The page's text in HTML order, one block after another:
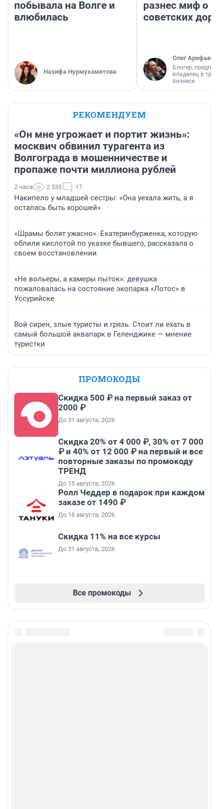
побывала на Волге и
влюбилась
Назифа Нурмухаметова
разнес миф о
советских
Олег Арефьев
Блогер,
владелец в
бизнесе
РЕКОМЕНДУЕМ
«Он мне угрожает и портит жизнь»:
москвич обвинил турагента из
Волгограда в мошенничестве и
пропаже почти миллиона рублей
2 часа 2 535 17
Накипело у младшей сестры: «Она уехала жить, а я
осталась быть хорошей»
«Шрамы болят ужасно». Екатеринбурженка, которую
облили кислотой по указке бывшего, рассказала о
своем восстановлении
«Не вольеры, а камеры пыток»: девушка
пожаловалась на состояние экопарка «Лотос» в
Уссурийске
Вой сирен, злые туристы и грязь. Стоит ли ехать в
самый большой аквапарк в Геленджике — мнение
туристки
ПРОМОКОДЫ
Скидка 500 ₽ на первый заказ от
2000 ₽
До 31 августа, 2026
Скидка 20% от 4 000 ₽, 30% от 7 000
₽ и 40% от 12 000 ₽ на первый и все
повторные заказы по промокоду
ТРЕНД
До 15 августа, 2026
Ролл Чеддер в подарок при каждом
заказе от 1490 ₽
До 16 августа, 2026
Скидка 11% на все курсы
До 31 августа, 2026
Все промокоды